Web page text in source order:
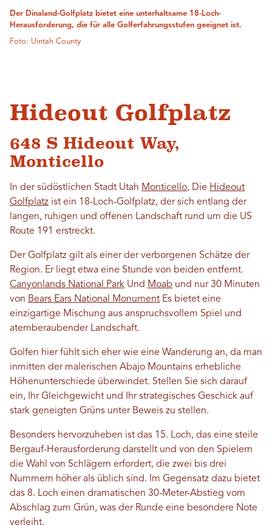
Der Dinaland-Golfplatz bietet eine unterhaltsame 18-Loch-
Herausforderung, die für alle Golferfahrungsstufen geeignet ist.
Foto: Uintah County
Hideout Golfplatz
648 S Hideout Way,
Monticello
In der südöstlichen Stadt Utah Monticello, Die Hideout
Golfplatz ist ein 18-Loch-Golfplatz, der sich entlang der
langen, ruhigen und offenen Landschaft rund um die US
Route 191 erstreckt.
Der Golfplatz gilt als einer der verborgenen Schätze der
Region. Er liegt etwa eine Stunde von beiden entfernt.
Canyonlands National Park Und Moab und nur 30 Minuten
von Bears Ears National Monument Es bietet eine
einzigartige Mischung aus anspruchsvollem Spiel und
atemberaubender Landschaft.
Golfen hier fühlt sich eher wie eine Wanderung an, da man
inmitten der malerischen Abajo Mountains erhebliche
Höhenunterschiede überwindet. Stellen Sie sich darauf
ein, Ihr Gleichgewicht und Ihr strategisches Geschick auf
stark geneigten Grüns unter Beweis zu stellen.
Besonders hervorzuheben ist das 15. Loch, das eine steile
Bergauf-Herausforderung darstellt und von den Spielern
die Wahl von Schlägern erfordert, die zwei bis drei
Nummern höher als üblich sind. Im Gegensatz dazu bietet
das 8. Loch einen dramatischen 30-Meter-Abstieg vom
Abschlag zum Grün, was der Runde eine besondere Note
verleiht.